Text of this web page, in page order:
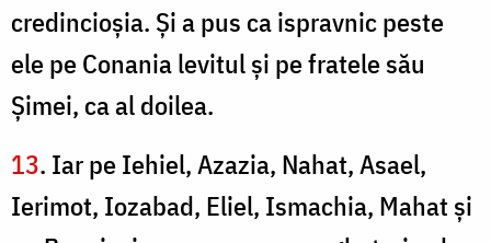
credincioşia. Şi a pus ca ispravnic peste
ele pe Conania levitul şi pe fratele său
Şimei, ca al doilea.
13. Iar pe Iehiel, Azazia, Nahat, Asael,
Ierimot, Iozabad, Eliel, Ismachia, Mahat şi